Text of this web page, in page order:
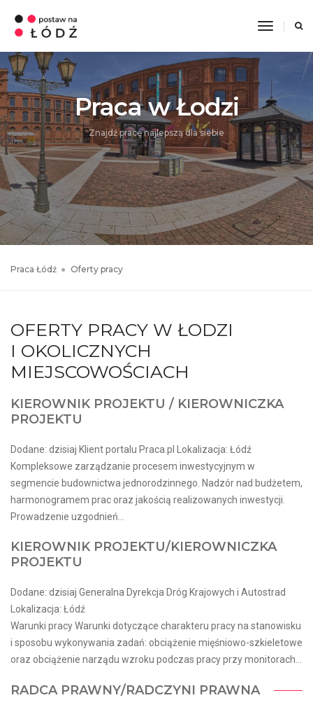
Toggle
Praca w Łodzi
Znajdź pracę najlepszą dla siebie
Praca Łódź Oferty pracy
OFERTY PRACY W ŁODZI
I OKOLICZNYCH
MIEJSCOWOŚCIACH
KIEROWNIK PROJEKTU / KIEROWNICZKA
PROJEKTU
Dodane: dzisiaj Klient portalu Praca.pl Lokalizacja: Łódź
Kompleksowe zarządzanie procesem inwestycyjnym w
segmencie budownictwa jednorodzinnego. Nadzór nad budżetem,
harmonogramem prac oraz jakością realizowanych inwestycji.
Prowadzenie uzgodnień...
KIEROWNIK PROJEKTU/KIEROWNICZKA
PROJEKTU
Dodane: dzisiaj Generalna Dyrekcja Dróg Krajowych i Autostrad
Lokalizacja: Łódź
Warunki pracy Warunki dotyczące charakteru pracy na stanowisku
i sposobu wykonywania zadań: obciążenie mięśniowo-szkieletowe
oraz obciążenie narządu wzroku podczas pracy przy monitorach...
RADCA PRAWNY/RADCZYNI PRAWNA